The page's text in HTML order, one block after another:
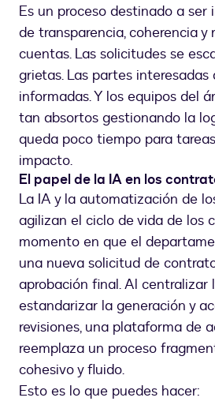
Es un proceso destinado a
de transparencia, coherencia y
cuentas. Las solicitudes se
grietas. Las partes
informadas. Y los equipos del
tan absortos gestionando la
queda poco tiempo para
impacto.
El papel de la IA en los
La IA y la automatización de
agilizan el ciclo de vida de los
momento en que el
una nueva solicitud de
aprobación final. Al centralizar
estandarizar la generación y
revisiones, una plataforma de
reemplaza un proceso
cohesivo y fluido.
Esto es lo que puedes hacer: